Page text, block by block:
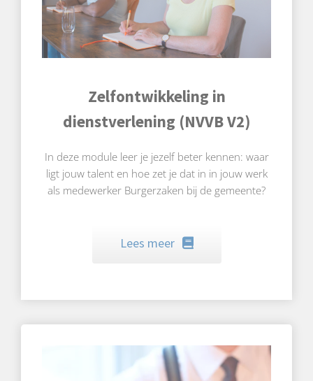
Zelfontwikkeling in
dienstverlening (NVVB V2)
In deze module leer je jezelf beter kennen: waar
ligt jouw talent en hoe zet je dat in in jouw werk
als medewerker Burgerzaken bij de gemeente?
Lees meer